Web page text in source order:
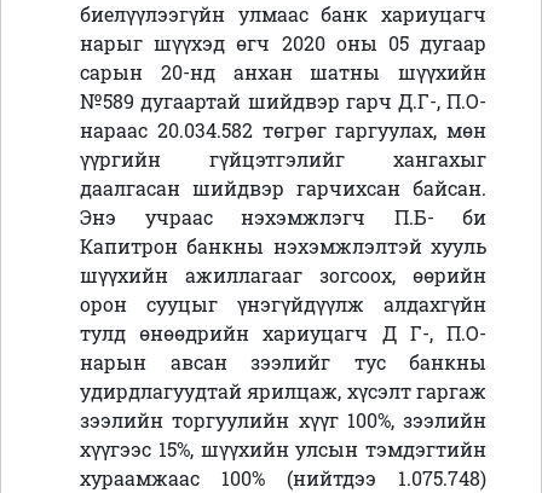
биелүүлээгүйн улмаас банк хариуцагч
нарыг шүүхэд өгч 2020 оны 05 дугаар
сарын 20-нд анхан шатны шүүхийн
№589 дугаартай шийдвэр гарч Д.Г-, П.О-
нараас 20.034.582 төгрөг гаргуулах, мөн
үүргийн гүйцэтгэлийг хангахыг
даалгасан шийдвэр гарчихсан байсан.
Энэ учраас нэхэмжлэгч П.Б- би
Капитрон банкны нэхэмжлэлтэй хууль
шүүхийн ажиллагааг зогсоох, өөрийн
орон сууцыг үнэгүйдүүлж алдахгүйн
тулд өнөөдрийн хариуцагч Д Г-, П.О-
нарын авсан зээлийг тус банкны
удирдлагуудтай ярилцаж, хүсэлт гаргаж
зээлийн торгуулийн хүүг 100%, зээлийн
хүүгээс 15%, шүүхийн улсын тэмдэгтийн
хураамжаас 100% (нийтдээ 1.075.748)